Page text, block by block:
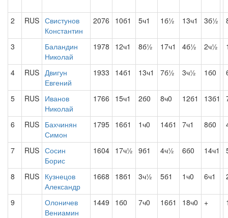
2 RUS Свистунов
Константин
2076 10б1 5ч1 1б½ 13ч1 3б½
3
Баландин
Николай
1978 12ч1 8б½ 17ч1 4б½ 2ч½
4 RUS Двигун
Евгений
1933 14б1 13ч1 7б½ 3ч½ 1б0
5 RUS Иванов
Николай
1766 15ч1 2б0 8ч0 12б1 13б1
6 RUS Бахчинян
Симон
1795 16б1 1ч0 14б1 7ч1 8б0
7 RUS Сосин
Борис
1604 17ч½ 9б1 4ч½ 6б0 14ч1
8 RUS Кузнецов
Александр
1668 18б1 3ч½ 5б1 1ч0 6ч1
9
Олоничев
Вениамин
1449 1б0 7ч0 16б1 18ч0 +